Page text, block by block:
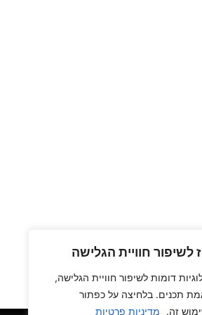
חוויית הגלישה
דומות לשיפור חוויית הגלישה,
תכנים. בלחיצה על כפתור
זה.
מדיניות פרטיות